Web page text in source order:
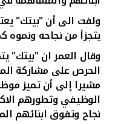
مصر
المملكة المتحدة
مملكة البحرين
ولفت الى أن "بيتك"
يتجزأ من نجاحه ونموه
وقال العمر ان "بيتك"
الحرص على مشاركة
مشيرا إلى أن تميز
الوظيفي وتطورهم
نجاح وتفوق ابنائهم